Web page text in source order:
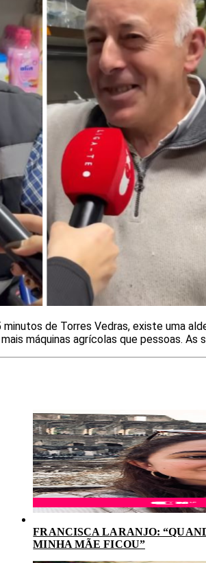
de Torres Vedras, existe uma
máquinas agrícolas que pessoas. As
FRANCISCA LARANJO:
MINHA MÃE FICOU”